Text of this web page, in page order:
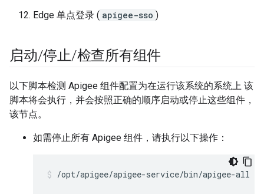
Edge 单点登录 ( apigee-sso )
启动/停止/检查所有组件
以下脚本检测 Apigee 组件配置为在运行该系统的系统上 该
脚本将会执行，并会按照正确的顺序启动或停止这些组件，
该节点。
如需停止所有 Apigee 组件，请执行以下操作：
/opt/apigee/apigee-service/bin/apigee-all